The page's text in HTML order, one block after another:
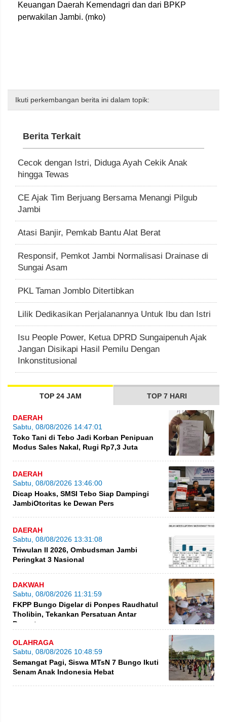
Keuangan Daerah Kemendagri dan dari BPKP
perwakilan Jambi. (mko)
Ikuti perkembangan berita ini dalam topik:
Berita Terkait
Cecok dengan Istri, Diduga Ayah Cekik Anak
hingga Tewas
CE Ajak Tim Berjuang Bersama Menangi Pilgub
Jambi
Atasi Banjir, Pemkab Bantu Alat Berat
Responsif, Pemkot Jambi Normalisasi Drainase di
Sungai Asam
PKL Taman Jomblo Ditertibkan
Lilik Dedikasikan Perjalanannya Untuk Ibu dan Istri
Isu People Power, Ketua DPRD Sungaipenuh Ajak
Jangan Disikapi Hasil Pemilu Dengan
Inkonstitusional
TOP 24 JAM TOP 7 HARI
DAERAH
Sabtu, 08/08/2026 14:47:01
Toko Tani di Tebo Jadi Korban Penipuan
Modus Sales Nakal, Rugi Rp7,3 Juta
DAERAH
Sabtu, 08/08/2026 13:46:00
Dicap Hoaks, SMSI Tebo Siap Dampingi
JambiOtoritas ke Dewan Pers
DAERAH
Sabtu, 08/08/2026 13:31:08
Triwulan II 2026, Ombudsman Jambi
Peringkat 3 Nasional
DAKWAH
Sabtu, 08/08/2026 11:31:59
FKPP Bungo Digelar di Ponpes Raudhatul
Tholibin, Tekankan Persatuan Antar
Pesantren
OLAHRAGA
Sabtu, 08/08/2026 10:48:59
Semangat Pagi, Siswa MTsN 7 Bungo Ikuti
Senam Anak Indonesia Hebat